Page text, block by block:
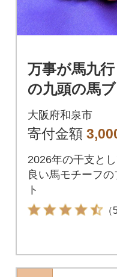
万事が馬九
の九頭の馬
ット
大阪府和泉市
寄付金額
2026年の干支と
良い馬モチーフの
ト
（